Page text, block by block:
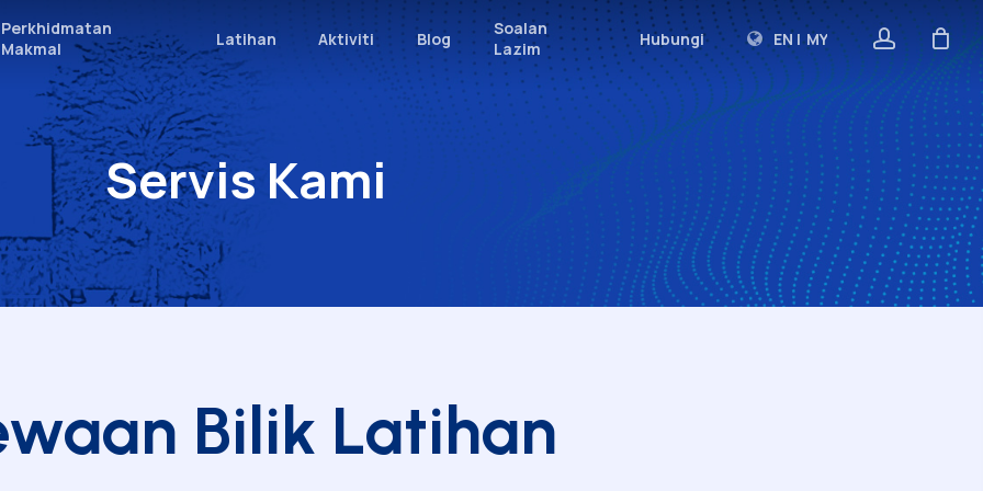
Our Commitment to
Grana (Bilik Latihan)
Intron Ekson (Bilik Latihan)
Makmal Kimia
Makmal Air
Makmal DNA
Makmal Mikrob
PERKHIDMATAN MAKMAL
Ujian Makmal Analitikal
Ujian Indeks Glisemik
Skim Diuji Oleh Unipeq
Sijil Kemahiran Malaysia (SKM)
Program Antarabangsa
Perkhidmatan
Makmal
Latihan Aktiviti Blog
Soalan
Lazim
Hubungi EN | MY account
Servis Kami
Bilik Latihan